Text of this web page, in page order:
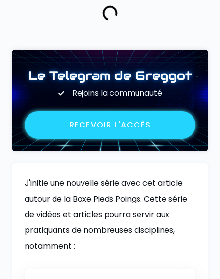
J'initie une nouvelle série avec cet article
autour de la Boxe Pieds Poings. Cette série
de vidéos et articles pourra servir aux
pratiquants de nombreuses disciplines,
notamment :
Le Telegram de Greggot
Rejoins la communauté
RECEVOIR L'ACCÈS